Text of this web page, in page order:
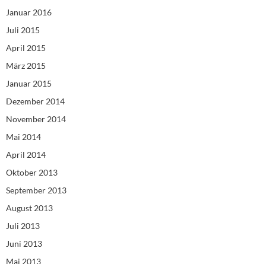
Januar 2016
Juli 2015
April 2015
März 2015
Januar 2015
Dezember 2014
November 2014
Mai 2014
April 2014
Oktober 2013
September 2013
August 2013
Juli 2013
Juni 2013
Mai 2013